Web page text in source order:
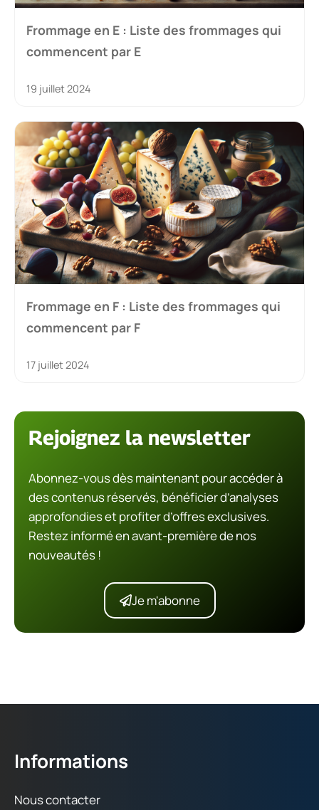
Frommage en E : Liste des frommages qui
commencent par E
19 juillet 2024
Frommage en F : Liste des frommages qui
commencent par F
17 juillet 2024
Rejoignez la newsletter
Abonnez-vous dès maintenant pour accéder à
des contenus réservés, bénéficier d’analyses
approfondies et profiter d’offres exclusives.
Restez informé en avant-première de nos
nouveautés !
Je m'abonne
Informations
Nous contacter